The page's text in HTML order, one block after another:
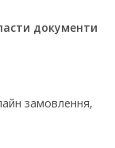
документи
замовлення,